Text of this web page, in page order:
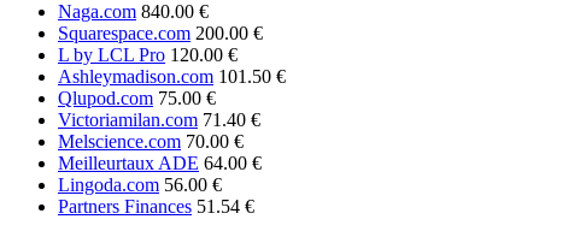
Naga.com 840.00 €
Squarespace.com 200.00 €
L by LCL Pro 120.00 €
Ashleymadison.com 101.50 €
Qlupod.com 75.00 €
Victoriamilan.com 71.40 €
Melscience.com 70.00 €
Meilleurtaux ADE 64.00 €
Lingoda.com 56.00 €
Partners Finances 51.54 €